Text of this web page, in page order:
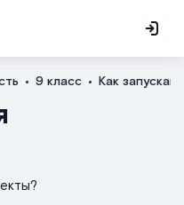
9 класс Как